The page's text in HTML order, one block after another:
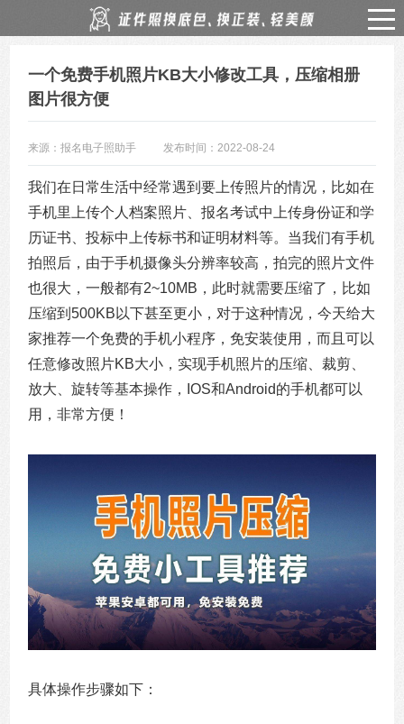
一个免费手机照片KB大小修改工具，压缩相册
图片很方便
来源：报名电子照助手 发布时间：2022-08-24
我们在日常生活中经常遇到要上传照片的情况，比如在
手机里上传个人档案照片、报名考试中上传身份证和学
历证书、投标中上传标书和证明材料等。当我们有手机
拍照后，由于手机摄像头分辨率较高，拍完的照片文件
也很大，一般都有2~10MB，此时就需要压缩了，比如
压缩到500KB以下甚至更小，对于这种情况，今天给大
家推荐一个免费的手机小程序，免安装使用，而且可以
任意修改照片KB大小，实现手机照片的压缩、裁剪、
放大、旋转等基本操作，IOS和Android的手机都可以
用，非常方便！
具体操作步骤如下：